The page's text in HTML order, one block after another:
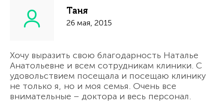
Таня
26 мая, 2015
Хочу выразить свою благодарность Наталье
Анатольевне и всем сотрудникам клиники. С
удовольствием посещала и посещаю клинику
не только я, но и моя семья. Очень все
внимательные – доктора и весь персонал.